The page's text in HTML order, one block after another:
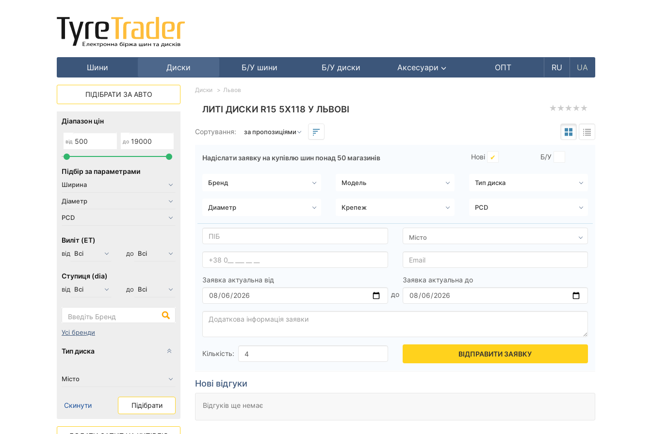
Шини Диски Б/У шини Б/У диски Аксесуари ОПТ RU UA
ЛИТІ ДИСКИ R15 5X118 У ЛЬВОВІ
Сортування:
Надіслати заявку на купівлю шин понад 50 магазинів Нові Б/У
Заявка актуальна від Заявка актуальна до
Кількість: ВІДПРАВИТИ ЗАЯВКУ
Нові відгуки
Відгуків ще немає
Диски Львов
ПІДІБРАТИ ЗА АВТО
Діапазон цін
від до
Підбір за параметрами
Виліт (ET)
від до
Ступиця (dia)
від до
Усі бренди
Тип диска
Скинути Підібрати